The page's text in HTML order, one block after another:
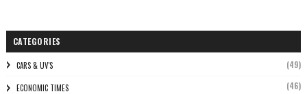
CATEGORIES
CARS & UV'S (49)
ECONOMIC TIMES (46)